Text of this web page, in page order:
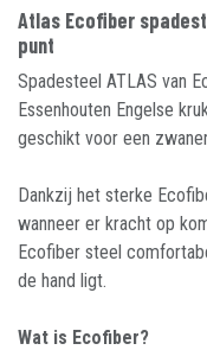
Atlas Ecofiber
punt
Spadesteel ATLAS van
Essenhouten Engelse
geschikt voor een
Dankzij het sterke
wanneer er kracht op
Ecofiber steel
de hand ligt.
Wat is Ecofiber?